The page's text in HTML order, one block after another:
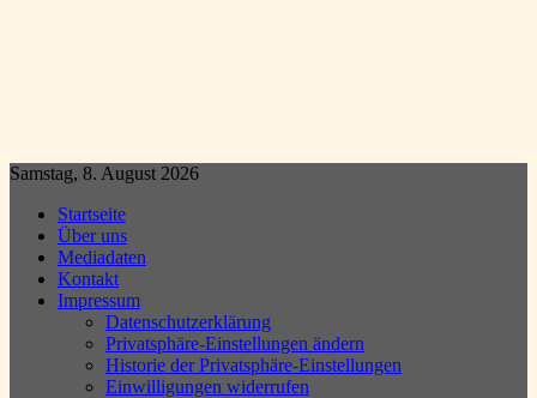
Samstag, 8. August 2026
Startseite
Über uns
Mediadaten
Kontakt
Impressum
Datenschutzerklärung
Privatsphäre-Einstellungen ändern
Historie der Privatsphäre-Einstellungen
Einwilligungen widerrufen